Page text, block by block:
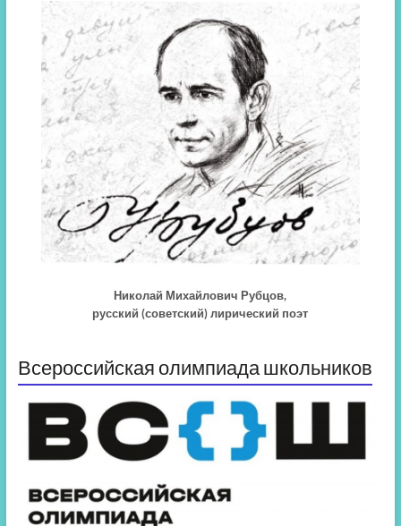
Николай Михайлович Рубцов,
русский (советский) лирический поэт
Всероссийская олимпиада школьников